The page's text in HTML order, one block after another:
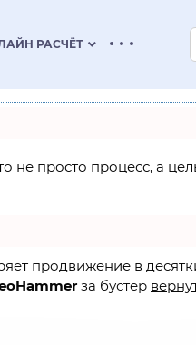
РАСЧЁТ keyboard_arrow_down
не просто процесс, а
продвижение в
за бустер